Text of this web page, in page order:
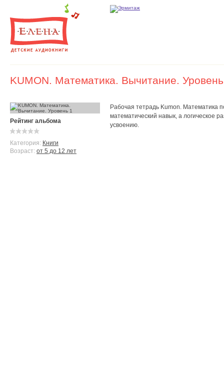
KUMON. Математика. Вычитание.
Рейтинг альбома
Категория: Книги
Возраст: от 5 до 12 лет
Рабочая тетрадь Kumon. Математика
математический навык, а логическое
усвоению.